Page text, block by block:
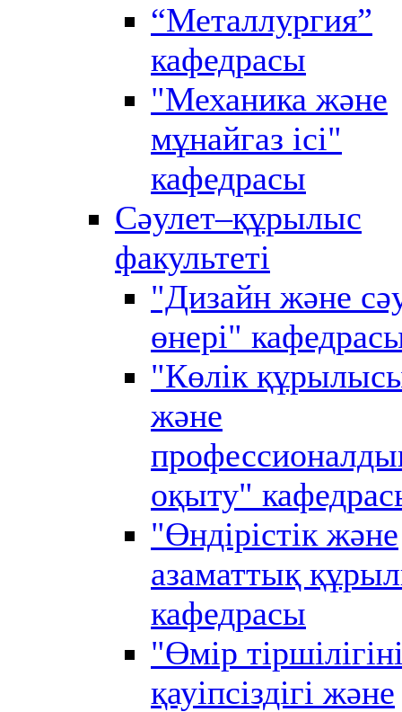
“Металлургия”
кафедрасы
"Механика және
мұнайгаз ісі"
кафедрасы
Сәулет–құрылыс
факультеті
"Дизайн және
өнері"
"Көлік
және
оқыту"
"Өндірістік және
азаматтық
кафедрасы
"Өмір
қауіпсіздігі және